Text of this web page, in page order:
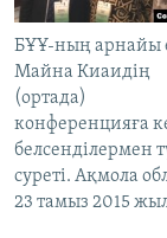
БҰҰ-ның арнайы
Майна Киаидің
(ортада)
конференцияға
белсенділермен
суреті. Ақмола
23 тамыз 2015